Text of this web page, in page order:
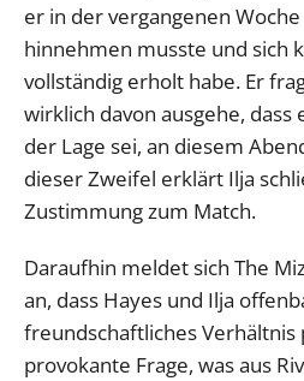
er in der vergangenen
hinnehmen musste und sich
vollständig erholt habe. Er
wirklich davon ausgehe,
der Lage sei, an diesem
dieser Zweifel erklärt Ilja
Zustimmung zum Match.
Daraufhin meldet sich The
an, dass Hayes und Ilja
freundschaftliches Verhältnis
provokante Frage, was aus